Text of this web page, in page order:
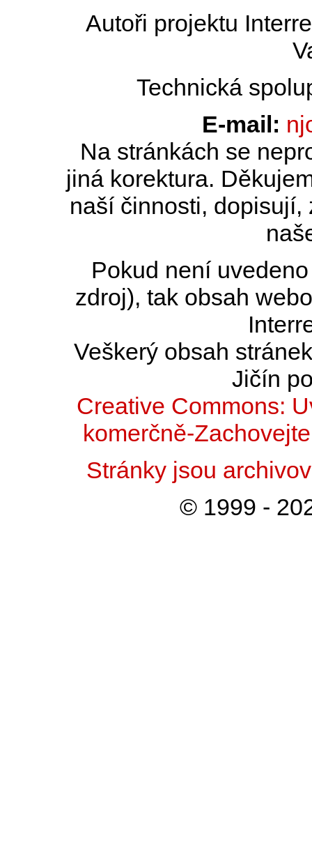
Autoři projektu
Technická
E-mail:
Na stránkách se
jiná korektura.
naší činnosti,
Pokud není
zdroj), tak obsah
Veškerý obsah
Jičín
Creative Commons:
komerčně-
Stránky jsou
© 1999 -